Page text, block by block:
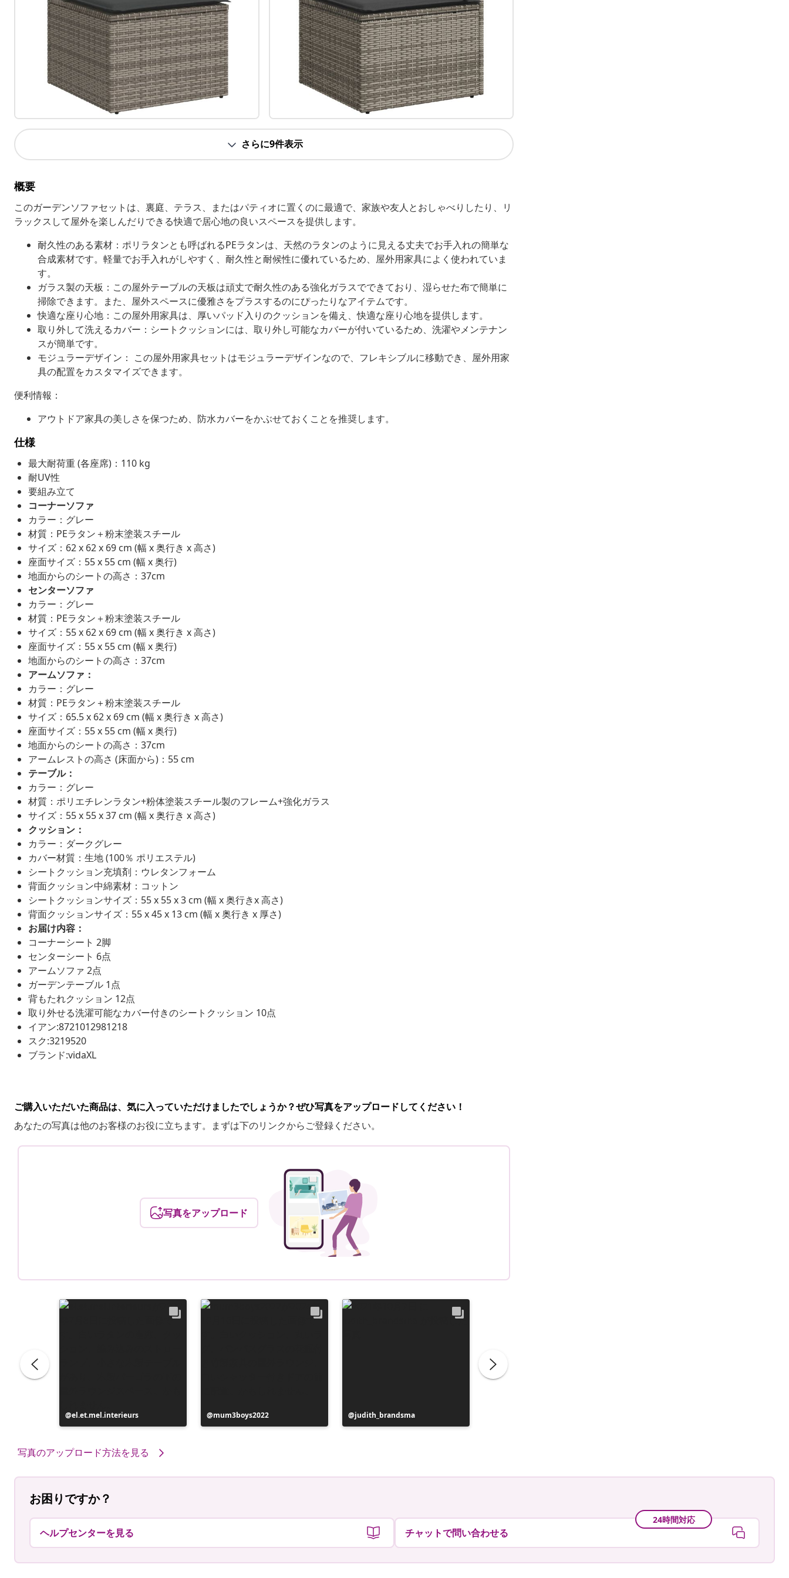
さらに9件表示
概要
このガーデンソファセットは、裏庭、テラス、またはパティオに置くのに最適で、家族や友人とおしゃべりしたり、リ
ラックスして屋外を楽しんだりできる快適で居心地の良いスペースを提供します。
耐久性のある素材：ポリラタンとも呼ばれるPEラタンは、天然のラタンのように見える丈夫でお手入れの簡単な
合成素材です。軽量でお手入れがしやすく、耐久性と耐候性に優れているため、屋外用家具によく使われていま
す。
ガラス製の天板：この屋外テーブルの天板は頑丈で耐久性のある強化ガラスでできており、湿らせた布で簡単に
掃除できます。また、屋外スペースに優雅さをプラスするのにぴったりなアイテムです。
快適な座り心地：この屋外用家具は、厚いパッド入りのクッションを備え、快適な座り心地を提供します。
取り外して洗えるカバー：シートクッションには、取り外し可能なカバーが付いているため、洗濯やメンテナン
スが簡単です。
モジュラーデザイン： この屋外用家具セットはモジュラーデザインなので、フレキシブルに移動でき、屋外用家
具の配置をカスタマイズできます。
便利情報：
アウトドア家具の美しさを保つため、防水カバーをかぶせておくことを推奨します。
仕様
最大耐荷重 (各座席)：110 kg
耐UV性
要組み立て
コーナーソファ
カラー：グレー
材質：PEラタン＋粉末塗装スチール
サイズ：62 x 62 x 69 cm (幅 x 奥行き x 高さ)
座面サイズ：55 x 55 cm (幅 x 奥行)
地面からのシートの高さ：37cm
センターソファ
カラー：グレー
材質：PEラタン＋粉末塗装スチール
サイズ：55 x 62 x 69 cm (幅 x 奥行き x 高さ)
座面サイズ：55 x 55 cm (幅 x 奥行)
地面からのシートの高さ：37cm
アームソファ：
カラー：グレー
材質：PEラタン＋粉末塗装スチール
サイズ：65.5 x 62 x 69 cm (幅 x 奥行き x 高さ)
座面サイズ：55 x 55 cm (幅 x 奥行)
地面からのシートの高さ：37cm
アームレストの高さ (床面から)：55 cm
テーブル：
カラー：グレー
材質：ポリエチレンラタン+粉体塗装スチール製のフレーム+強化ガラス
サイズ：55 x 55 x 37 cm (幅 x 奥行き x 高さ)
クッション：
カラー：ダークグレー
カバー材質：生地 (100％ ポリエステル)
シートクッション充填剤：ウレタンフォーム
背面クッション中綿素材：コットン
シートクッションサイズ：55 x 55 x 3 cm (幅 x 奥行きx 高さ)
背面クッションサイズ：55 x 45 x 13 cm (幅 x 奥行き x 厚さ)
お届け内容：
コーナーシート 2脚
センターシート 6点
アームソファ 2点
ガーデンテーブル 1点
背もたれクッション 12点
取り外せる洗濯可能なカバー付きのシートクッション 10点
イアン:8721012981218
スク:3219520
ブランド:vidaXL
ご購入いただいた商品は、気に入っていただけましたでしょうか？ぜひ写真をアップロードしてください！
あなたの写真は他のお客様のお役に立ちます。まずは下のリンクからご登録ください。
写真をアップロード
投
稿
el.et.mel.interieurs
投
稿
mum3boys2022
投
稿
judith_brandsma
写真のアップロード方法を見る
お困りですか？
ヘルプセンターを見る
24時間対応
チャットで問い合わせる